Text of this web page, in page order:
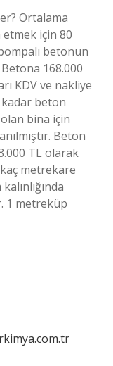
Ortalama
için 80
betonun
168.000
KDV ve nakliye
beton
bina için
Beton
TL olarak
metrekare
1 metreküp